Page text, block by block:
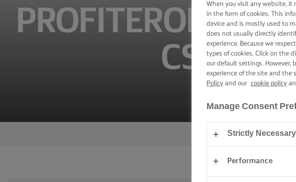
TRÜKKÖK
KENÉSI
When you visit any website, it
in the form of cookies. This
device and is mostly used to
does not usually directly
experience. Because we
types of cookies. Click on the
our default settings. However,
experience of the site and the
Policyand our cookie policy
Manage Consent
Strictly Necessary
Performance